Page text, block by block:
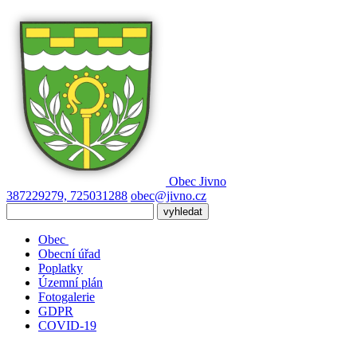
Obec Jivno
387229279, 725031288 obec@jivno.cz
Obec
Obecní úřad
Poplatky
Územní plán
Fotogalerie
GDPR
COVID-19